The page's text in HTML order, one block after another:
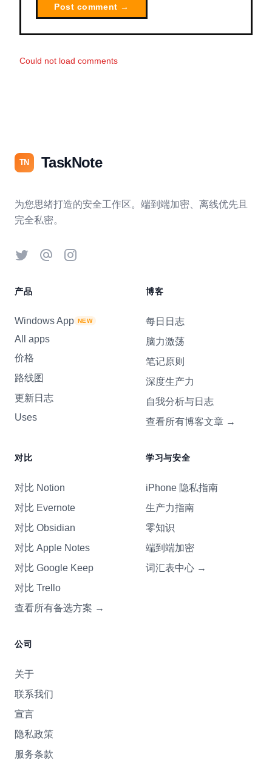
Post comment →
Could not load comments
TN TaskNote
为您思绪打造的安全工作区。端到端加密、离线优先且
完全私密。
TwitterThreadsInstagram
产品
Windows App NEW
All apps
价格
路线图
更新日志
Uses
博客
每日日志
脑力激荡
笔记原则
深度生产力
自我分析与日志
查看所有博客文章 →
对比
对比 Notion
对比 Evernote
对比 Obsidian
对比 Apple Notes
对比 Google Keep
对比 Trello
查看所有备选方案 →
学习与安全
iPhone 隐私指南
生产力指南
零知识
端到端加密
词汇表中心 →
公司
关于
联系我们
宣言
隐私政策
服务条款